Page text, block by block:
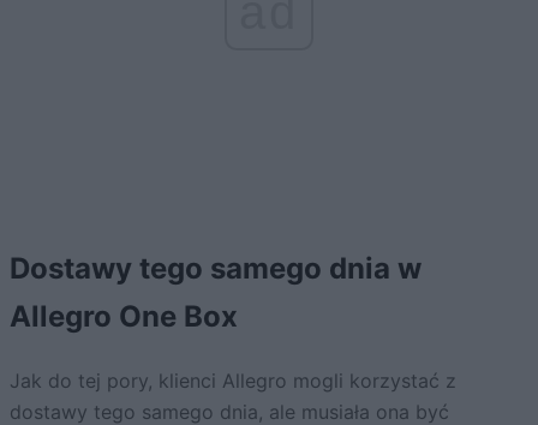
Dostawy tego samego dnia w
Allegro One Box
Jak do tej pory, klienci Allegro mogli korzystać z
dostawy tego samego dnia, ale musiała ona być